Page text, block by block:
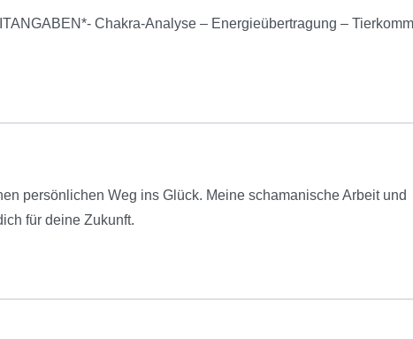
Chakra-Analyse – Energieübertragung –
persönlichen Weg ins Glück. Meine schamanische Arbeit und
für deine Zukunft.